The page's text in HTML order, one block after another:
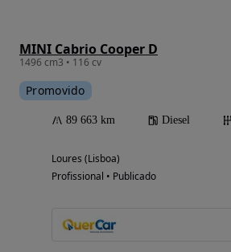
MINI Cabrio Cooper D
1496 cm3 • 116 cv
Promovido
89 663 km Diesel
Loures (Lisboa)
Profissional • Publicado